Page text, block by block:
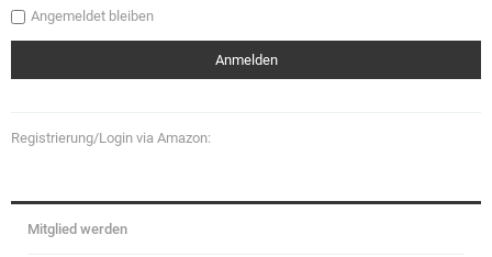
Angemeldet bleiben
Registrierung/Login via Amazon:
Mitglied werden